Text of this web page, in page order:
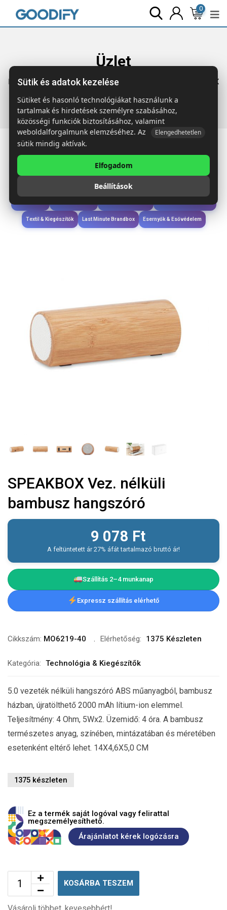
0
Üzlet
Főoldal Termékek Technológia & Kiegészítők
SPEAKBOX
Vez. nélküli bambusz hangszóró
Étkezés & Ivás
Wellness & Ápolás
Textil & Kiegészítők Last Minute Brandbox Esernyők & Esővédelem
SPEAKBOX Vez. nélküli
bambusz hangszóró
9 078 Ft
A feltüntetett ár 27% áfát tartalmazó bruttó ár!
Szállítás 2–4 munkanap
Expressz szállítás elérhető
Cikkszám: MO6219-40 Elérhetőség: 1375 Készleten
Kategória: Technológia & Kiegészítők
5.0 vezeték nélküli hangszóró ABS műanyagból, bambusz
házban, újratölthető 2000 mAh lítium-ion elemmel.
Teljesítmény: 4 Ohm, 5Wx2. Üzemidő: 4 óra. A bambusz
természetes anyag, színében, mintázatában és méretében
esetenként eltérő lehet. 14X4,6X5,0 CM
1375 készleten
Ez a termék saját logóval vagy felirattal
megszemélyesíthető.
Árajánlatot kérek logózásra
KOSÁRBA TESZEM
Sütik és adatok kezelése
Sütiket és hasonló technológiákat használunk a
tartalmak és hirdetések személyre szabásához,
közösségi funkciók biztosításához, valamint
weboldalforgalmunk elemzéséhez. Az
Elengedhetetlen
sütik mindig aktívak.
Elfogadom
Beállítások